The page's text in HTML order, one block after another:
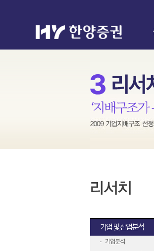
기업 및 산업분석
기업분석